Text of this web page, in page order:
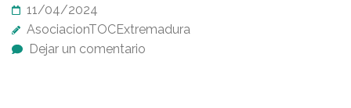
11/04/2024
AsociacionTOCExtremadura
Dejar un comentario